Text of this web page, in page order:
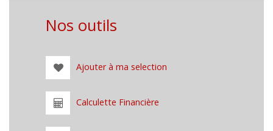
Nos outils
Ajouter à ma selection
Calculette Financière